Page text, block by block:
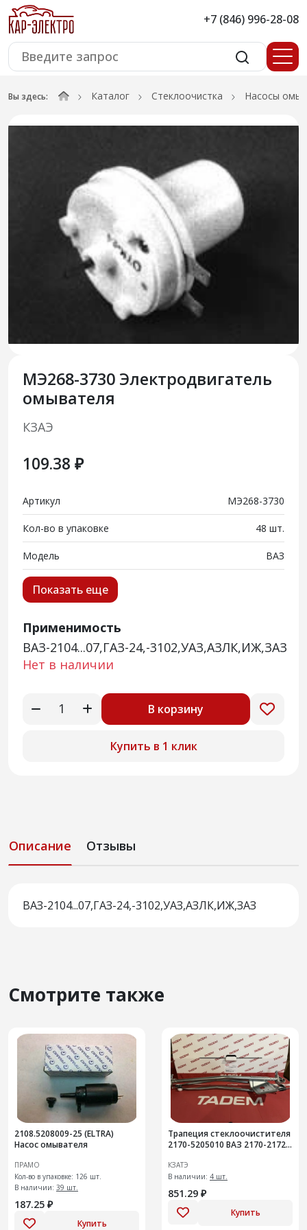
+7 (846) 996-28-08
Вы здесь: Каталог Стеклоочистка Насосы
МЭ268-3730 Электродвигатель
омывателя
КЗАЭ
109.38 ₽
Артикул МЭ268-3730
Кол-во в упаковке 48 шт.
Модель ВАЗ
Показать еще
Применимость
ВАЗ-2104...07,ГАЗ-24,-3102,УАЗ,АЗЛК,ИЖ,ЗАЗ
Нет в наличии
В корзину
Купить в 1 клик
Описание Отзывы
ВАЗ-2104...07,ГАЗ-24,-3102,УАЗ,АЗЛК,ИЖ,ЗАЗ
Смотрите также
2108.5208009-25 (ELTRA)
Насос омывателя
ПРАМО
Кол-во в упаковке: 126 шт.
В наличии: 39 шт.
187.25 ₽
Купить
Трапеция стеклоочистителя
2170-5205010 ВАЗ 2170-2172
КЗАТЭ
В наличии: 4 шт.
851.29 ₽
Купить